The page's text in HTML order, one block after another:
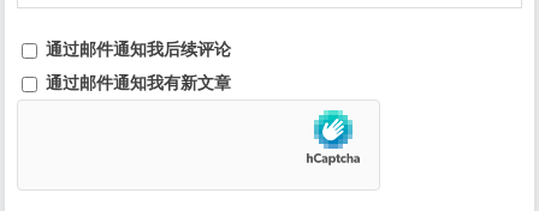
通过邮件通知我后续评论
通过邮件通知我有新文章